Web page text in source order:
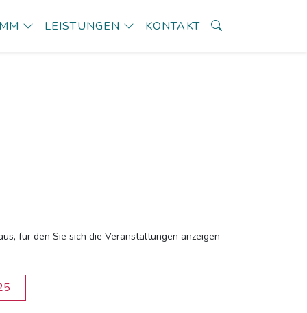
LEISTUNGEN KONTAKT
für den Sie sich die Veranstaltungen anzeigen